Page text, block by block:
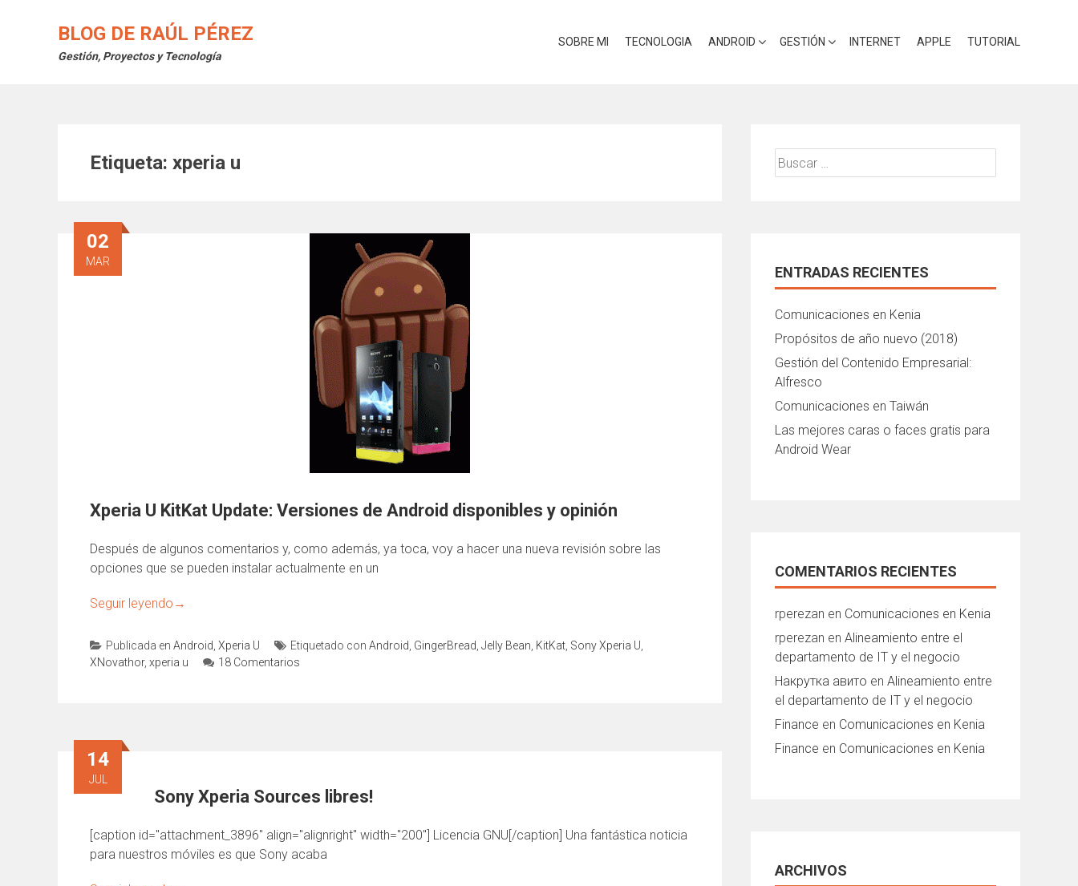
BLOG DE RAÚL PÉREZ
Gestión, Proyectos y Tecnología
SOBRE MI TECNOLOGIA ANDROID GESTIÓN INTERNET APPLE TUTORIAL
Etiqueta: xperia u
02
MAR
Xperia U KitKat Update: Versiones de Android disponibles y opinión
Después de algunos comentarios y, como además, ya toca, voy a hacer una nueva revisión sobre las
opciones que se pueden instalar actualmente en un
Seguir leyendo →
Publicada en Android Xperia U Etiquetado con Android GingerBread Jelly Bean KitKat Sony Xperia U
XNovathor, xperia u 18 Comentarios
14
JUL
Sony Xperia Sources libres!
[caption id="attachment_3896" align="alignright" width="200"] Licencia GNU[/caption] Una fantástica noticia
para nuestros móviles es que Sony acaba
Buscar:
ENTRADAS RECIENTES
Comunicaciones en Kenia
Propósitos de año nuevo (2018)
Gestión del Contenido Empresarial:
Alfresco
Comunicaciones en Taiwán
Las mejores caras o faces gratis para
Android Wear
COMENTARIOS RECIENTES
rperezan en Comunicaciones en Kenia
rperezan en Alineamiento entre el
departamento de IT y el negocio
Накрутка авито en Alineamiento entre
el departamento de IT y el negocio
Finance en Comunicaciones en Kenia
Finance en Comunicaciones en Kenia
ARCHIVOS